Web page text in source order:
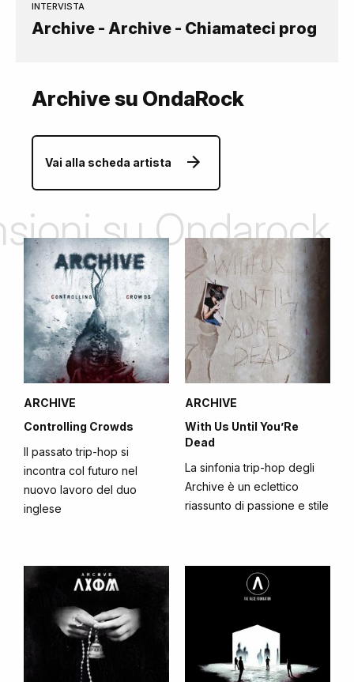
INTERVISTA
Archive - Archive - Chiamateci prog
Archive su OndaRock
Vai alla scheda artista
su Ondarock
ARCHIVE
Controlling Crowds
Il passato trip-hop si
incontra col futuro nel
nuovo lavoro del duo
inglese
ARCHIVE
With Us Until You’Re
Dead
La sinfonia trip-hop degli
Archive è un eclettico
riassunto di passione e stile